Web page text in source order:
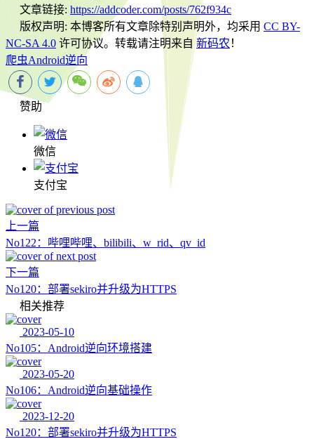
文章链接: https://addcoder.com/posts/762f934c
版权声明: 本博客所有文章除特别声明外，均采用 CC BY-
NC-SA 4.0 许可协议。转载请注明来自新码农 ！
爬虫Android逆向
赞助
微信
支付宝
上一篇
No122：哔哩哔哩、bilibili、w_rid、qv_id
下一篇
No120：部署sekiro并升级为HTTPS
相关推荐
2023-05-10
No105：Android逆向环境搭建
2023-05-20
No106：Android逆向基础操作
2023-12-20
No120：部署sekiro并升级为HTTPS